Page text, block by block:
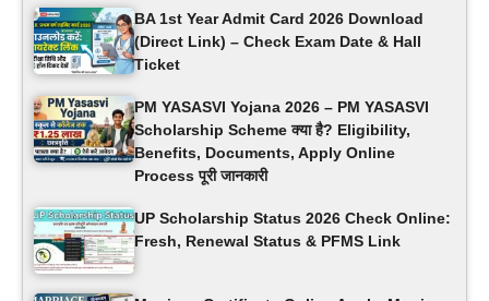
BA 1st Year Admit Card 2026 Download
(Direct Link) – Check Exam Date & Hall
Ticket
PM YASASVI Yojana 2026 – PM YASASVI
Scholarship Scheme क्या है? Eligibility,
Benefits, Documents, Apply Online
Process पूरी जानकारी
UP Scholarship Status 2026 Check Online:
Fresh, Renewal Status & PFMS Link